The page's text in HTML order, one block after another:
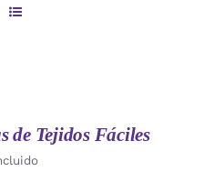
de Tejidos Fáciles